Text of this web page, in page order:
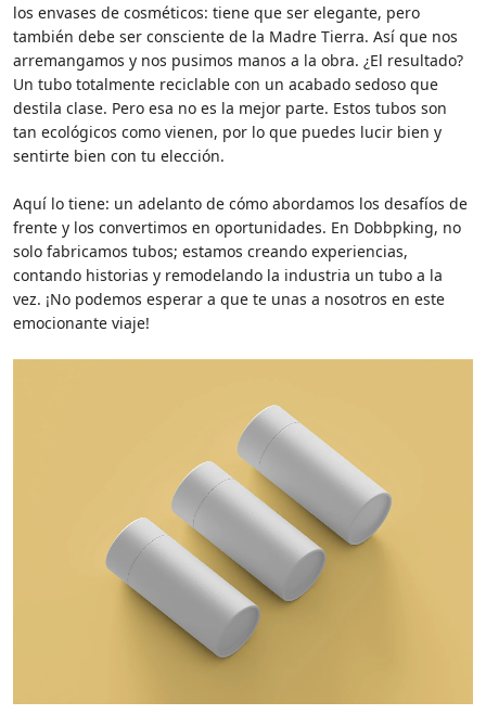
los envases de cosméticos: tiene que ser elegante, pero
también debe ser consciente de la Madre Tierra. Así que nos
arremangamos y nos pusimos manos a la obra. ¿El resultado?
Un tubo totalmente reciclable con un acabado sedoso que
destila clase. Pero esa no es la mejor parte. Estos tubos son
tan ecológicos como vienen, por lo que puedes lucir bien y
sentirte bien con tu elección.
Aquí lo tiene: un adelanto de cómo abordamos los desafíos de
frente y los convertimos en oportunidades. En Dobbpking, no
solo fabricamos tubos; estamos creando experiencias,
contando historias y remodelando la industria un tubo a la
vez. ¡No podemos esperar a que te unas a nosotros en este
emocionante viaje!